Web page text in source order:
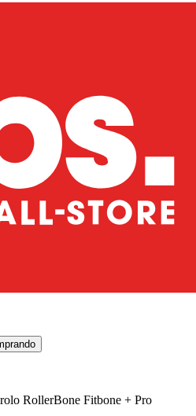
RollerBone Fitbone + Pro